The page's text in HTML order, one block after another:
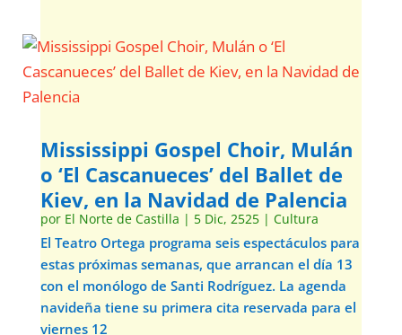
Mississippi Gospel Choir, Mulán
o ‘El Cascanueces’ del Ballet de
Kiev, en la Navidad de Palencia
por El Norte de Castilla | 5 Dic, 2525| Cultura
El Teatro Ortega programa seis espectáculos para
estas próximas semanas, que arrancan el día 13
con el monólogo de Santi Rodríguez. La agenda
navideña tiene su primera cita reservada para el
viernes 12